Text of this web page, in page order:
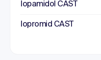
Iopamidol CAST
Iopromid CAST